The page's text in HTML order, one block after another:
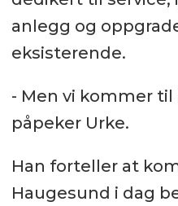
anlegg og
eksisterende.
- Men vi kommer
påpeker Urke.
Han forteller at
Haugesund i dag